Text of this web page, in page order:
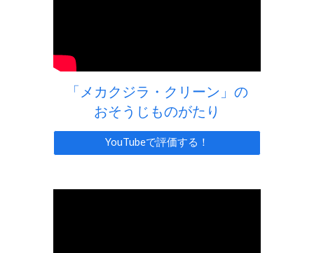
「メカクジラ・クリーン」の
おそうじものがたり
YouTubeで評価する！